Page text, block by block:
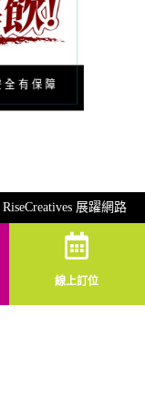
RiseCreatives 展躍網路
線上訂位